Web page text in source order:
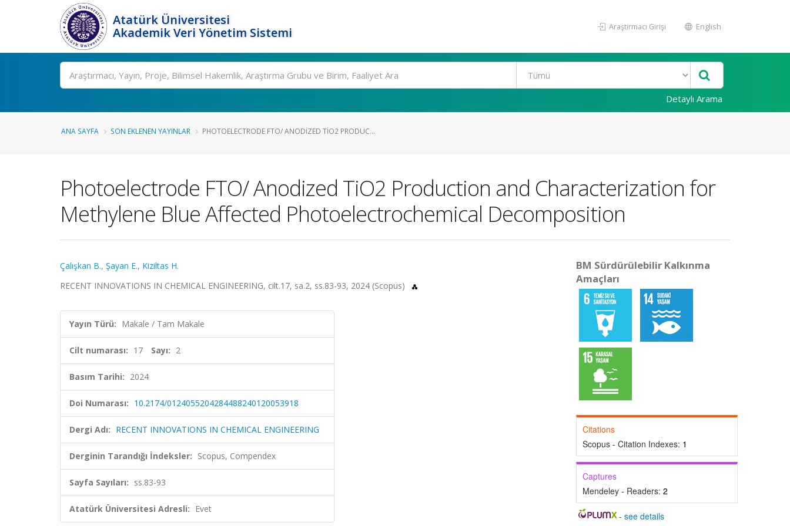
Atatürk Üniversitesi
Akademik Veri Yönetim Sistemi
Araştırmacı Girişi English
Ara
Detaylı Arama
ANA SAYFA SON EKLENEN YAYINLAR PHOTOELECTRODE FTO/ ANODIZED TIO2 PRODUC...
Photoelectrode FTO/ Anodized TiO2 Production and Characterization for
Methylene Blue Affected Photoelectrochemical Decomposition
Çalışkan B., Şayan E., Kiziltas H.
RECENT INNOVATIONS IN CHEMICAL ENGINEERING, cilt.17, sa.2, ss.83-93, 2024 (Scopus)
Yayın Türü: Makale / Tam Makale
Cilt numarası: 17 Sayı: 2
Basım Tarihi: 2024
Doi Numarası: 10.2174/0124055204284488240120053918
Dergi Adı: RECENT INNOVATIONS IN CHEMICAL ENGINEERING
Derginin Tarandığı İndeksler: Scopus, Compendex
Sayfa Sayıları: ss.83-93
Atatürk Üniversitesi Adresli: Evet
BM Sürdürülebilir Kalkınma
Amaçları
Citations
Scopus - Citation Indexes: 1
Captures
Mendeley - Readers: 2
-see details